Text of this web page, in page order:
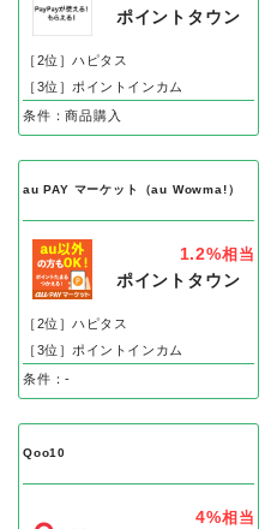
ポイントタウン
［2位］ハピタス
［3位］ポイントインカム
条件：商品購入
au PAY マーケット（au Wowma!）
1.2%相当
ポイントタウン
［2位］ハピタス
［3位］ポイントインカム
条件：-
Qoo10
4%相当